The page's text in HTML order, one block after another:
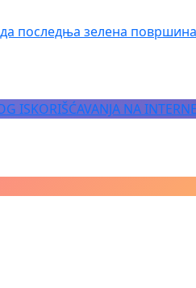
последња зелена
ISKORIŠĆAVANJA NA